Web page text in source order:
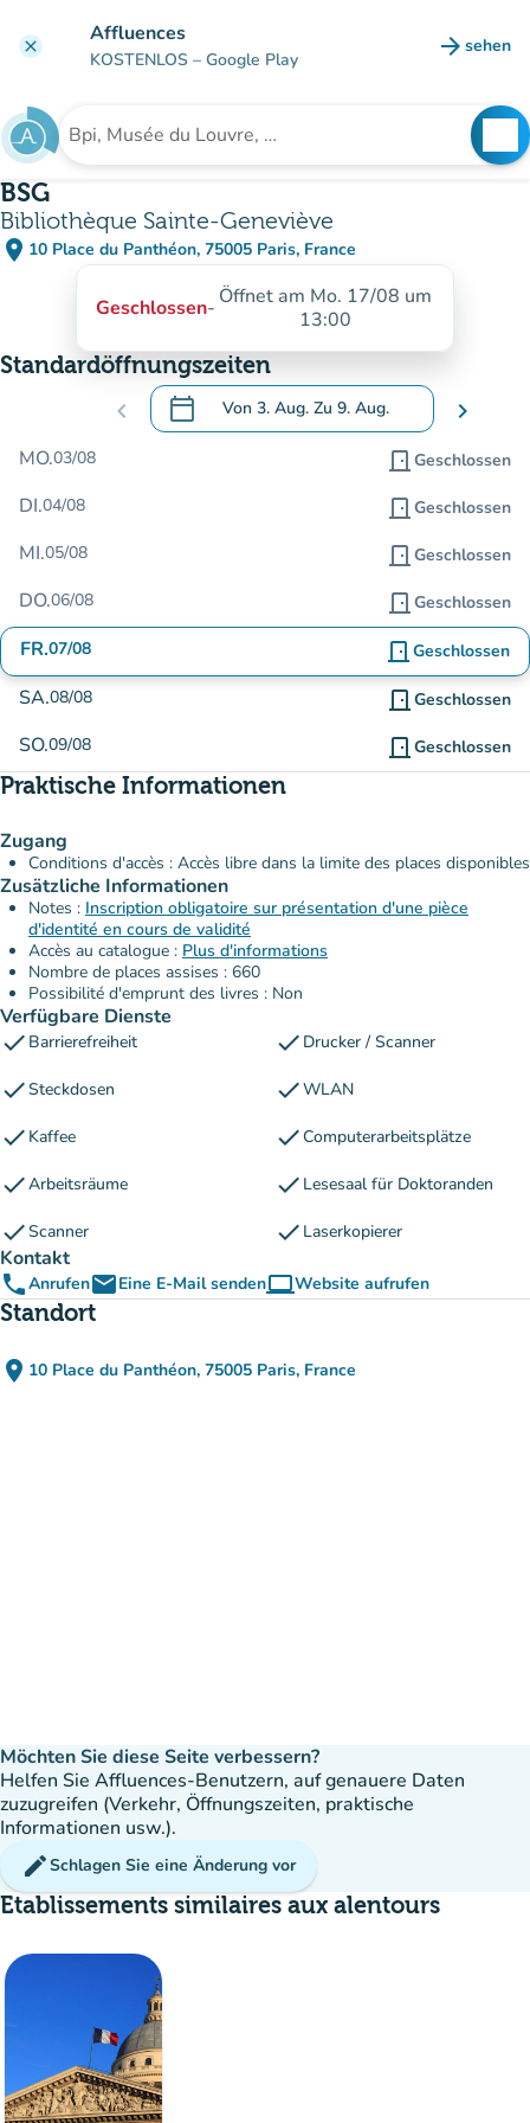
clear Affluences
KOSTENLOS – Google Play arrow_forward sehen
(new
Suche nach einer Einrichtung
BSG
Bibliothèque Sainte-Geneviève
place 10 Place du Panthéon, 75005 Paris, France
(in Google Maps öffnen)
(new tab)
Geschlossen- Öffnet am Mo. 17/08 um
13:00
Standardöffnungszeiten
chevron_left calendar_today Von 3. Aug. Zu 9. Aug.
.Öffnen Sie den Kalender, um Daten zu
chevron_right
MO.03/08 door_front Geschlossen
DI.04/08 door_front Geschlossen
MI.05/08 door_front Geschlossen
DO.06/08 door_front Geschlossen
FR.07/08 door_front Geschlossen
SA.08/08 door_front Geschlossen
SO.09/08 door_front Geschlossen
Praktische Informationen
Zugang
Conditions d'accès : Accès libre dans la limite des places disponibles
Zusätzliche Informationen
Notes : Inscription obligatoire sur présentation d'une pièce
d'identité en cours de validité
Accès au catalogue : Plus d'informations
Nombre de places assises : 660
Possibilité d'emprunt des livres : Non
Verfügbare Dienste
check Barrierefreiheit check Drucker / Scanner
checkSteckdosen checkWLAN
check Kaffee checkComputerarbeitsplätze
checkArbeitsräume check Lesesaal für Doktoranden
checkScanner check Laserkopierer
Kontakt
phoneAnrufenemailEine E-Mail sendencomputerWebsite aufrufen
(new tab)
Standort
place 10 Place du Panthéon, 75005 Paris, France
(in Google Maps öffnen)
(new tab)
Möchten Sie diese Seite verbessern?
Helfen Sie Affluences-Benutzern, auf genauere Daten
zuzugreifen (Verkehr, Öffnungszeiten, praktische
Informationen usw.).
editSchlagen Sie eine Änderung vor
Etablissements similaires aux alentours